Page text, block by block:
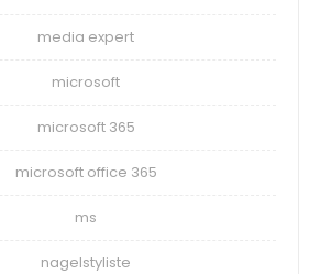
media expert
microsoft
microsoft 365
microsoft office 365
ms
nagelstyliste